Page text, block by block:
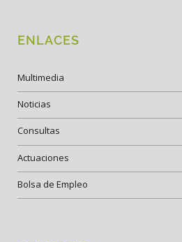
ENLACES
Multimedia
Noticias
Consultas
Actuaciones
Bolsa de Empleo